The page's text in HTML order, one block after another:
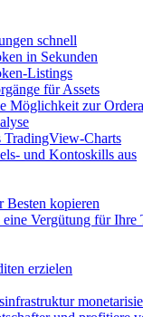
schnell
in Sekunden
Listings
für Assets
Möglichkeit zur
TradingView-Charts
und Kontoskills aus
Besten kopieren
Vergütung für Ihre
erzielen